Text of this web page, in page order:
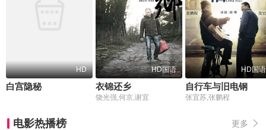
HD
白宫隐秘
HD国语
衣锦还乡
饶光强,何京,谢宜
HD国语
自行车与旧电钢
张宜苏,张鹏程
电影热播榜 更多